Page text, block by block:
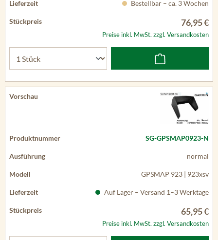
Bestellbar – ca. 3 Wochen
76,95 €
Preise inkl. MwSt. zzgl. Versandkosten
SG-GPSMAP0923-N
normal
GPSMAP 923 | 923xsv
Auf Lager – Versand 1–3 Werktage
65,95 €
Preise inkl. MwSt. zzgl. Versandkosten